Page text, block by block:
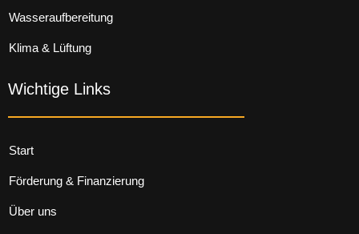
Wasseraufbereitung
Klima & Lüftung
Wichtige Links
Start
Förderung & Finanzierung
Über uns